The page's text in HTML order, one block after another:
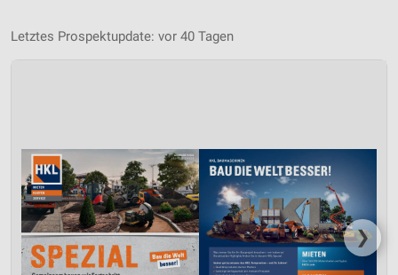
Letztes Prospektupdate: vor 40 Tagen
❯